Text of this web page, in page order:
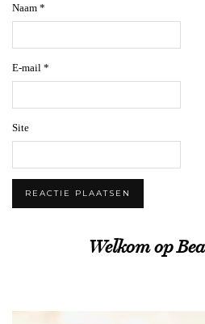
Naam *
E-mail *
Site
Welkom op